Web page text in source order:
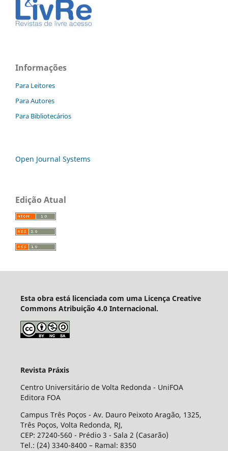
Informações
Para Leitores
Para Autores
Para Bibliotecários
Open Journal Systems
Edição Atual
Esta obra está licenciada com uma Licença Creative
Commons Atribuição 4.0 Internacional.
Revista Práxis
Centro Universitário de Volta Redonda - UniFOA
Editora FOA
Campus Três Poços - Av. Dauro Peixoto Aragão, 1325,
Três Poços, Volta Redonda, RJ,
CEP: 27240-560 - Prédio 3 - Sala 2 (Casarão)
Tel.: (24) 3340-8400 – Ramal: 8350